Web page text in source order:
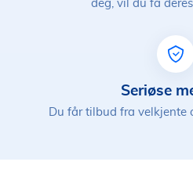
deg, vil du få
Seriøse
Du får tilbud fra velkjente